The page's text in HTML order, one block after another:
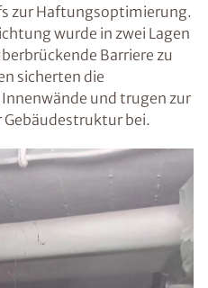
zur Haftungsoptimierung.
wurde in zwei Lagen
Barriere zu
sicherten die
und trugen zur
bei.